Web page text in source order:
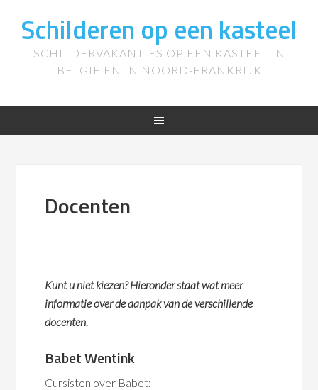
Schilderen op een kasteel
SCHILDERVAKANTIES OP EEN KASTEEL IN
BELGIË EN IN NOORD-FRANKRIJK
Docenten
Kunt u niet kiezen? Hieronder staat wat meer
informatie over de aanpak van de verschillende
docenten.
Babet Wentink
Cursisten over Babet: